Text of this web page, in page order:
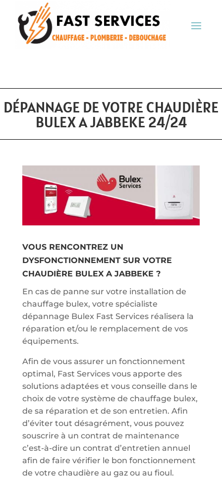
DÉPANNAGE DE VOTRE CHAUDIÈRE
BULEX A JABBEKE 24/24
VOUS RENCONTREZ UN
DYSFONCTIONNEMENT SUR VOTRE
CHAUDIÈRE BULEX A JABBEKE ?
En cas de panne sur votre installation de
chauffage bulex, votre spécialiste
dépannage Bulex Fast Services réalisera la
réparation et/ou le remplacement de vos
équipements.
Afin de vous assurer un fonctionnement
optimal, Fast Services vous apporte des
solutions adaptées et vous conseille dans le
choix de votre système de chauffage bulex,
de sa réparation et de son entretien. Afin
d’éviter tout désagrément, vous pouvez
souscrire à un contrat de maintenance
c’est-à-dire un contrat d’entretien annuel
afin de faire vérifier le bon fonctionnement
de votre chaudière au gaz ou au fioul.